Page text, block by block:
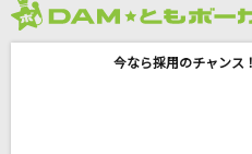
今なら採用のチャン